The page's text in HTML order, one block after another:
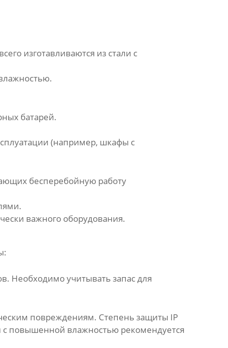
изготавливаются из стали с
батарей.
(например, шкафы с
бесперебойную работу
важного оборудования.
Необходимо учитывать запас для
повреждениям. Степень защиты IP
повышенной влажностью рекомендуется